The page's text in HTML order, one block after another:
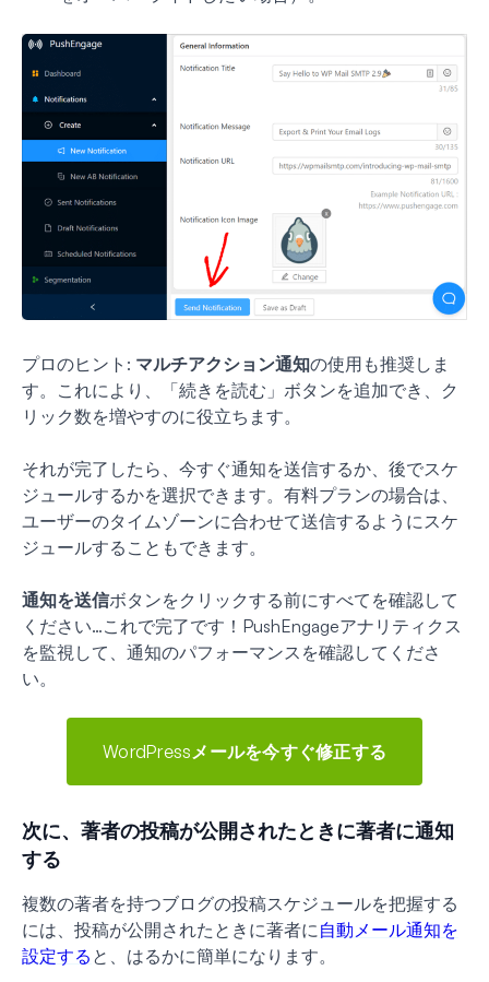
プロのヒント: マルチアクション通知の使用も推奨しま
す。これにより、「続きを読む」ボタンを追加でき、ク
リック数を増やすのに役立ちます。
それが完了したら、今すぐ通知を送信するか、後でスケ
ジュールするかを選択できます。有料プランの場合は、
ユーザーのタイムゾーンに合わせて送信するようにスケ
ジュールすることもできます。
通知を送信ボタンをクリックする前にすべてを確認して
ください…これで完了です！PushEngageアナリティクス
を監視して、通知のパフォーマンスを確認してくださ
い。
WordPressメールを今すぐ修正する
次に、著者の投稿が公開されたときに著者に通知
する
複数の著者を持つブログの投稿スケジュールを把握する
には、投稿が公開されたときに著者に自動メール通知を
設定する と、はるかに簡単になります。